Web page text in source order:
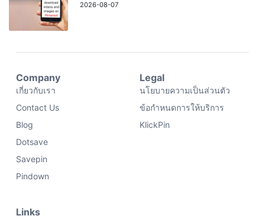
2026-08-07
Company
เกี่ยวกับเรา
Contact Us
Blog
Dotsave
Savepin
Pindown
Legal
นโยบายความเป็นส่วนตัว
ข้อกำหนดการให้บริการ
KlickPin
Links